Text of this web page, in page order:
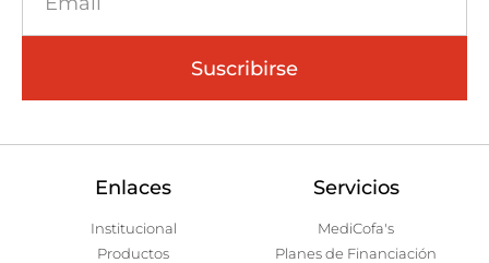
Suscribirse
Enlaces
Institucional
Productos
Servicios
MediCofa's
Planes de Financiación